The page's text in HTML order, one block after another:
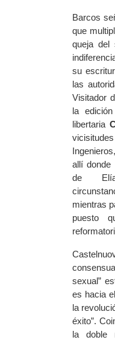
Barcos
que
queja del
su
las
Visitador
la
libertaria
allí donde
de
mientras
puesto
sexual”
es hacia
la
éxito”.
la doble